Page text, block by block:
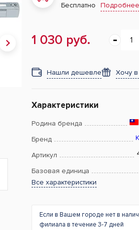
Бесплатно Подробнее
1 030 руб.
Нашли дешевле Хочу
Характеристики
Родина бренда
Бренд
Артикул
Базовая единица
Все характеристики
Если в Вашем городе нет в
филиала в течение 3-7 дней